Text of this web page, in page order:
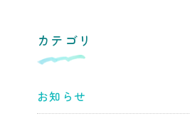
カテゴリ
お知らせ